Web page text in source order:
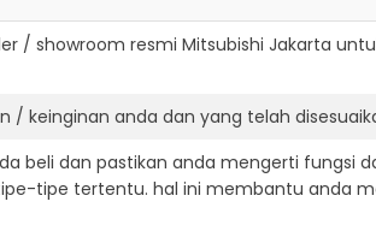
/ showroom resmi Mitsubishi Jakarta
/ keinginan anda dan yang telah
beli dan pastikan anda mengerti fungsi
tipe tertentu. hal ini membantu anda